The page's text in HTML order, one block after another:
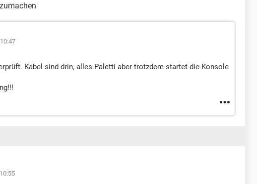
Kabel sind drin, alles Paletti aber trotzdem startet die Konsole